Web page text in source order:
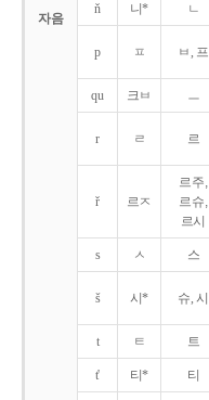
자음
ň 니* ㄴ
p ㅍ ㅂ, 프
qu 크ㅂ ㅡ
r ㄹ 르
ř 르ㅈ
르주,
르슈,
르시
s ㅅ 스
š 시* 슈, 시
t ㅌ 트
t' 티* 티